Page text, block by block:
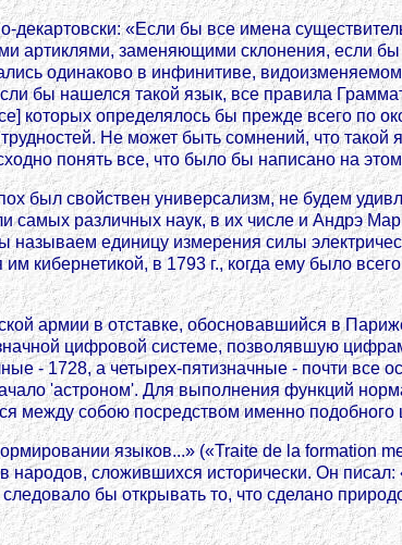
декартовски: «Если бы все имена
артиклями, заменяющими склонения, если
одинаково в инфинитиве,
бы нашелся такой язык, все правила
которых определялось бы прежде всего по
Не может быть сомнений, что
понять все, что было бы написано на
был свойствен универсализм, не будем
самых различных наук, в их числе и Андрэ
единицу измерения силы
кибернетикой, в 1793 г., когда ему было
армии в отставке, обосновавшийся в
цифровой системе, позволявшую
- 1728, а четырех-пятизначные - почти все
'астроном'. Для выполнения функций
между собою посредством именно подобного
языков...» («Traite de la formation
сложившихся исторически. Он
бы открывать то, что сделано